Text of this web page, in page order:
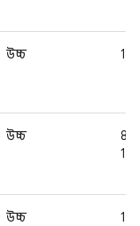
উচ্চ 11
উচ্চ
10,
উচ্চ 10,